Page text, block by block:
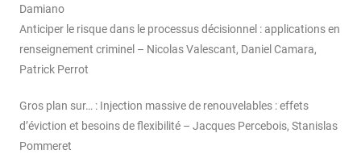
Damiano
Anticiper le risque dans le processus décisionnel : applications en
renseignement criminel – Nicolas Valescant, Daniel Camara,
Patrick Perrot
Gros plan sur… : Injection massive de renouvelables : effets
d’éviction et besoins de flexibilité – Jacques Percebois, Stanislas
Pommeret